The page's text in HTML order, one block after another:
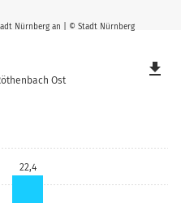
Nürnberg an | © Stadt Nürnberg
22,4
Ost
file_download